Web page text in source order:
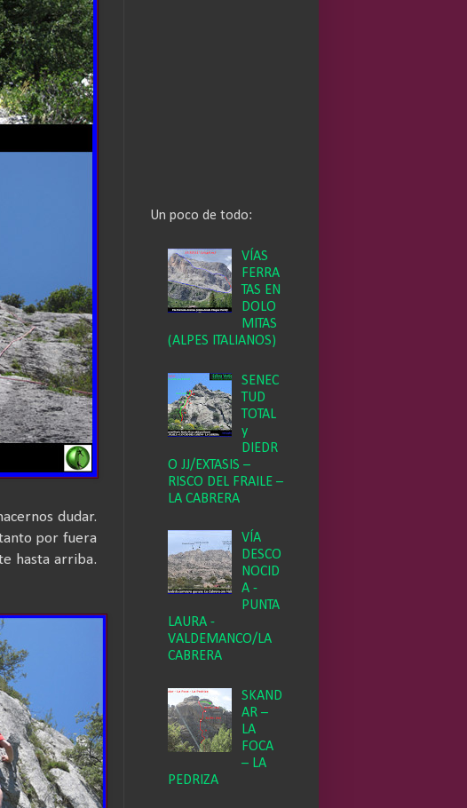
dudar.
por fuera
hasta arriba.
Un poco de todo:
VÍAS
FERRA
TAS EN
DOLO
MITAS
(ALPES ITALIANOS)
SENEC
TUD
TOTAL
y
DIEDR
O JJ/EXTASIS –
RISCO DEL FRAILE –
LA CABRERA
VÍA
DESCO
NOCID
A -
PUNTA
LAURA -
VALDEMANCO/LA
CABRERA
SKAND
AR –
LA
FOCA
– LA
PEDRIZA